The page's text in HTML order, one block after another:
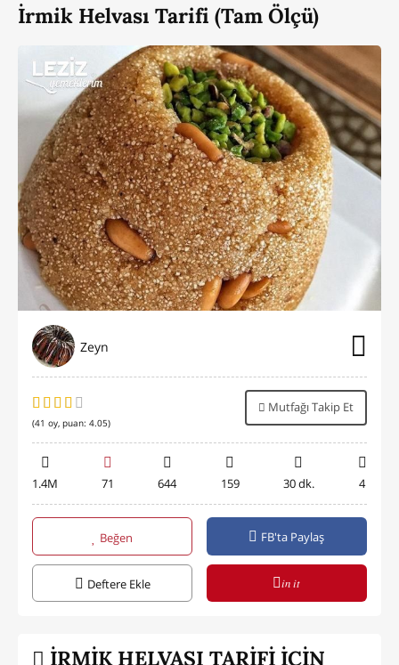
İrmik Helvası Tarifi (Tam Ölçü)
Zeyn
(41 oy, puan: 4.05)
Mutfağı Takip Et
1.4M 71 644 159 30 dk. 4
Beğen FB'ta Paylaş
Deftere Ekle in it
İRMİK HELVASI TARİFİ İÇİN